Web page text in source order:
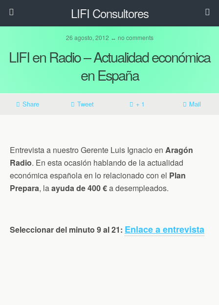
LIFI Consultores
26 agosto, 2012 ↔ no comments
LIFI en Radio – Actualidad económica
en España
Share Tweet + 1 Mail
Entrevista a nuestro Gerente Luis Ignacio en Aragón
Radio. En esta ocasión hablando de la actualidad
económica española en lo relacionado con el Plan
Prepara, laayuda de 400 €a desempleados.
Seleccionar del minuto 9 al 21: Enlace a entrevista